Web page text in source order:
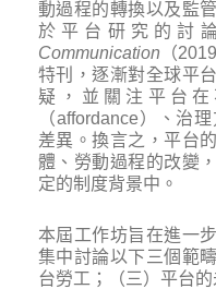
動過程的轉換以及監
於平台研究的討
Communication （
特刊，逐漸對全球平
疑，並關注平台
（affordance）、治
差異。換言之，平台
體、勞動過程的改變
定的制度背景中。
本屆工作坊旨在進一
集中討論以下三個範
台勞工；（三）平台的